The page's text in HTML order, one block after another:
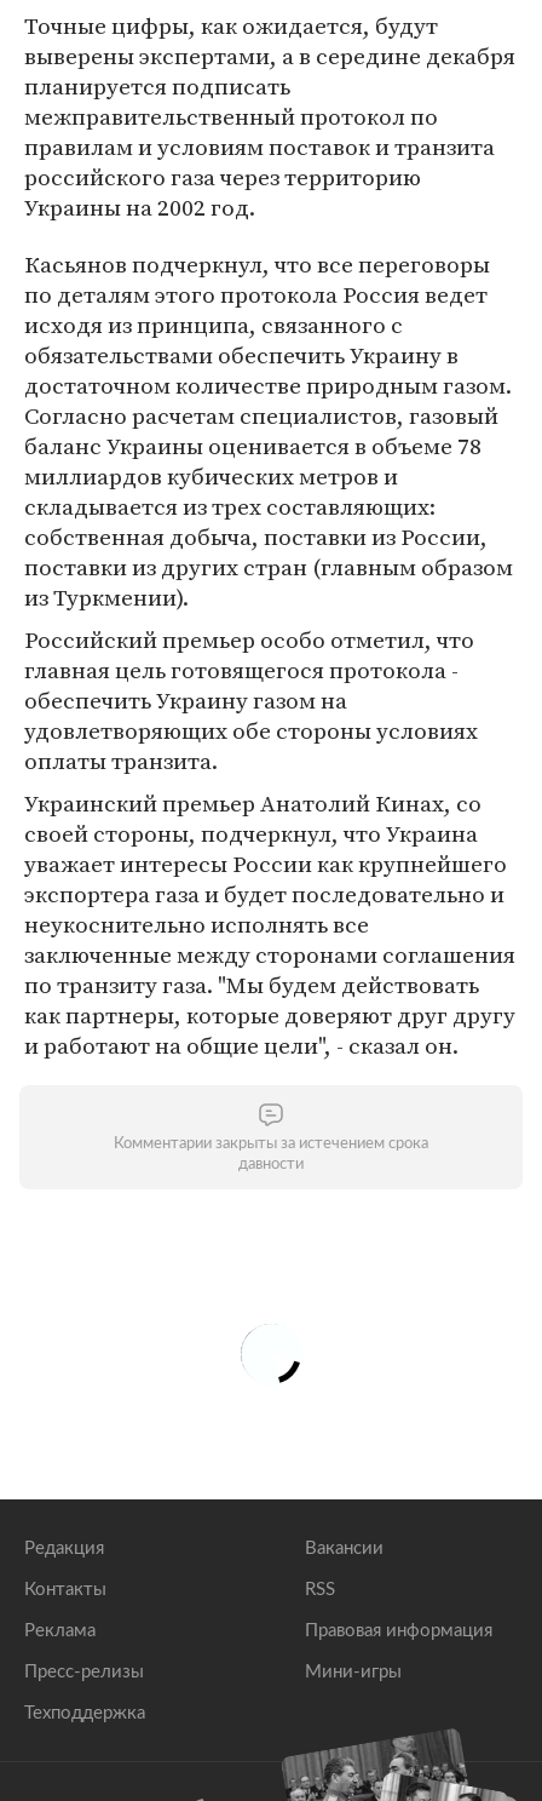
Точные цифры, как ожидается, будут
выверены экспертами, а в середине декабря
планируется подписать
межправительственный протокол по
правилам и условиям поставок и транзита
российского газа через территорию
Украины на 2002 год.
Касьянов подчеркнул, что все переговоры
по деталям этого протокола Россия ведет
исходя из принципа, связанного с
обязательствами обеспечить Украину в
достаточном количестве природным газом.
Согласно расчетам специалистов, газовый
баланс Украины оценивается в объеме 78
миллиардов кубических метров и
складывается из трех составляющих:
собственная добыча, поставки из России,
поставки из других стран (главным образом
из Туркмении).
Российский премьер особо отметил, что
главная цель готовящегося протокола -
обеспечить Украину газом на
удовлетворяющих обе стороны условиях
оплаты транзита.
Украинский премьер Анатолий Кинах, со
своей стороны, подчеркнул, что Украина
уважает интересы России как крупнейшего
экспортера газа и будет последовательно и
неукоснительно исполнять все
заключенные между сторонами соглашения
по транзиту газа. "Мы будем действовать
как партнеры, которые доверяют друг другу
и работают на общие цели", - сказал он.
Комментарии закрыты за истечением срока
давности
Редакция
Контакты
Реклама
Пресс-релизы
Техподдержка
Вакансии
RSS
Правовая информация
Мини-игры